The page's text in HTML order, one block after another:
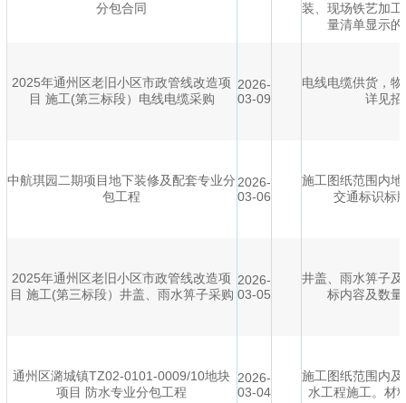
分包合同
装、现场铁艺加
量清单显示
2025年通州区老旧小区市政管线改造项
目 施工(第三标段）电线电缆采购
2026-
03-09
电线电缆供货，
详见
中航琪园二期项目地下装修及配套专业分
包工程
2026-
03-06
施工图纸范围内
交通标识标
2025年通州区老旧小区市政管线改造项
目 施工(第三标段）井盖、雨水箅子采购
2026-
03-05
井盖、雨水箅子
标内容及数
通州区潞城镇TZ02-0101-0009/10地块
项目 防水专业分包工程
2026-
03-04
施工图纸范围内
水工程施工。材